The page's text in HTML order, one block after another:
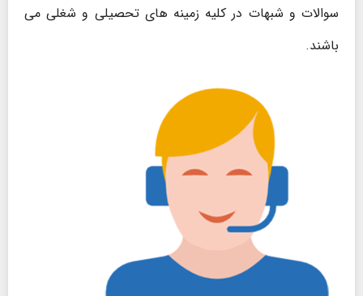
سوالات و شبهات در کلیه زمینه های تحصیلی و شغلی می
باشند.